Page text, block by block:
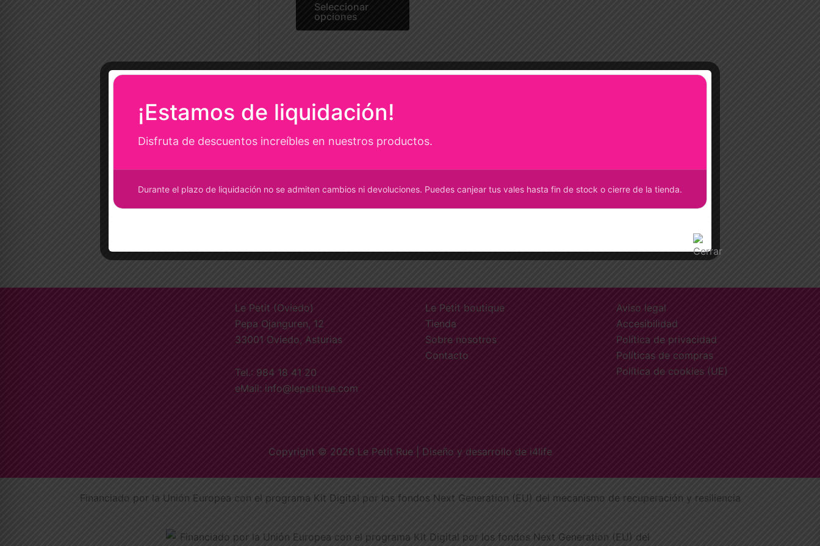
Seleccionar
opciones
se
elegir
en
producto
Le Petit (Oviedo)
Pepa Ojanguren, 12
33001 Oviedo, Asturias
Tel.: 984 18 41 20
eMail: info@lepetitrue.com
Le Petit boutique
Tienda
Sobre nosotros
Contacto
Aviso legal
Accesibilidad
Política de privacidad
Políticas de compras
Política de cookies (UE)
Copyright © 2026 Le Petit Rue | Diseño y desarrollo de i4life
Financiado por la Unión Europea con el programa Kit Digital por los fondos Next Generation (EU) del mecanismo de recuperación y resiliencia
¡Estamos de liquidación!
Disfruta de descuentos increíbles en nuestros productos.
Durante el plazo de liquidación no se admiten cambios ni devoluciones. Puedes canjear tus vales hasta fin de stock o cierre de la tienda.